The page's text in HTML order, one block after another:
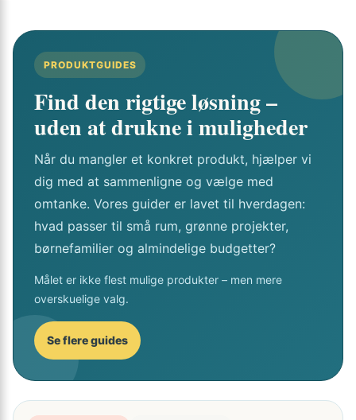
PRODUKTGUIDES
Find den rigtige løsning –
uden at drukne i muligheder
Når du mangler et konkret produkt, hjælper vi
dig med at sammenligne og vælge med
omtanke. Vores guider er lavet til hverdagen:
hvad passer til små rum, grønne projekter,
børnefamilier og almindelige budgetter?
Målet er ikke flest mulige produkter – men mere
overskuelige valg.
Se flere guides